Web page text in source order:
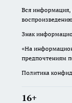
Вся информация,
Знак
«На
предпочтениям
Политика
16+